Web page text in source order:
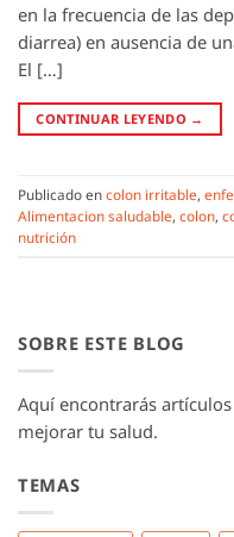
en la frecuencia de las
diarrea) en ausencia de
El […]
CONTINUAR LEYENDO →
Publicado encolon irritable,
Alimentacion saludable, colon,
nutrición
SOBRE ESTE BLOG
Aquí encontrarás
mejorar tu salud.
TEMAS